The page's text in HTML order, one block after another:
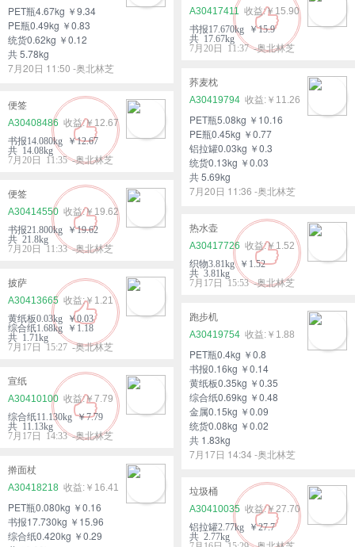
PET瓶4.67kg ￥9.34
PE瓶0.49kg ￥0.83
统货0.62kg ￥0.12
共 5.78kg
7月20日 11:50 -奥北林芝
A30417411
￥15.90
书报17.670kg ￥15.9
共 17.67kg
7月20日 11:37 -奥北林芝
荞麦枕
A30419794
￥11.26
PET瓶5.08kg ￥10.16
PE瓶0.45kg ￥0.77
铝拉罐0.03kg ￥0.3
统货0.13kg ￥0.03
共 5.69kg
7月20日 11:36 -奥北林芝
便签
A30408486
￥12.67
书报14.080kg ￥12.67
共 14.08kg
7月20日 11:35 -奥北林芝
便签
A30414550
￥19.62
书报21.800kg ￥19.62
共 21.8kg
7月20日 11:33 -奥北林芝
热水壶
A30417726
￥1.52
织物3.81kg ￥1.52
共 3.81kg
7月17日 15:53 -奥北林芝
披萨
A30413665
￥1.21
黄纸板0.03kg ￥0.03
综合纸1.68kg ￥1.18
共 1.71kg
7月17日 15:27 -奥北林芝
跑步机
A30419754
￥1.88
PET瓶0.4kg ￥0.8
书报0.16kg ￥0.14
黄纸板0.35kg ￥0.35
综合纸0.69kg ￥0.48
金属0.15kg ￥0.09
统货0.08kg ￥0.02
共 1.83kg
7月17日 14:34 -奥北林芝
宣纸
A30410100
￥7.79
综合纸11.130kg ￥7.79
共 11.13kg
7月17日 14:33 -奥北林芝
擀面杖
A30418218
￥16.41
PET瓶0.080kg ￥0.16
书报17.730kg ￥15.96
综合纸0.420kg ￥0.29
垃圾桶
A30410035
￥27.70
铝拉罐2.77kg ￥27.7
共 2.77kg
7月16日 15:29 -奥北林芝